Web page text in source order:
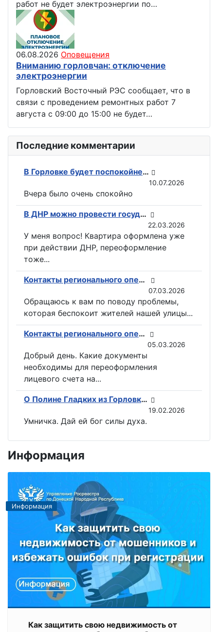
работ не будет электроэнергии по…
06.08.2026 Оповещения
Вниманию горловчан: отключение
электроэнергии
Горловский Восточный РЭС сообщает, что в
связи с проведением ремонтных работ 7
августа с 09:00 до 15:00 не будет…
Последние комментарии
В Горловке будет поспокойней: ВС РФ возвели флаги на всех ключевых точках при освобождении Константиновки
10.07.2026
Вчера было очень спокойно
В ДНР можно провести государственную регистрацию прав на недвижимость в электронном виде
22.03.2026
У меня вопрос! Квартира оформлена уже
при действии ДНР, переоформление
тоже...
Контакты регионального оператора по вывозу ТКО ГУП «ДОНСНАБКОМПЛЕКТ» в Горловке
07.03.2026
Обращаюсь к вам по поводу проблемы,
которая беспокоит жителей нашей улицы...
Контакты регионального оператора по вывозу ТКО ГУП «ДОНСНАБКОМПЛЕКТ» в Горловке
05.03.2026
Добрый день. Какие документы
необходимы для переоформления
лицевого счета на...
О Полине Гладких из Горловки снимут документальный фильм
19.02.2026
Умничка. Дай ей бог силы духа.
Информация
Информация
Как защитить свою недвижимость от